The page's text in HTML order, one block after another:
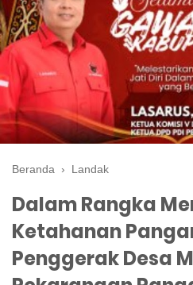
Beranda › Landak
Dalam Rangka
Ketahanan
Penggerak Desa